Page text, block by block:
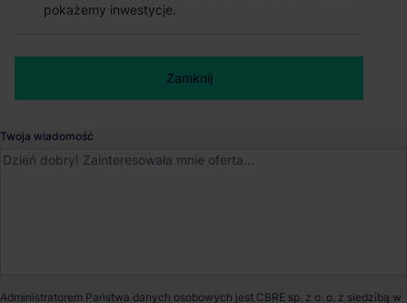
Mszczonów , Mazowieckie
Dostępność
pokażemy inwestycje.
Zamknij
Twoja wiadomość
Administratorem Państwa danych osobowych jest CBRE sp. z o. o. z siedzibą w
pokażemy inwestycje.
Zamknij